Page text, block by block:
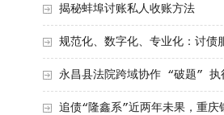
揭秘蚌埠讨账私人收账方法
规范化、数字化、专业化：讨债
永昌县法院跨域协作 “破题” 执
追债“隆鑫系”近两年未果，重